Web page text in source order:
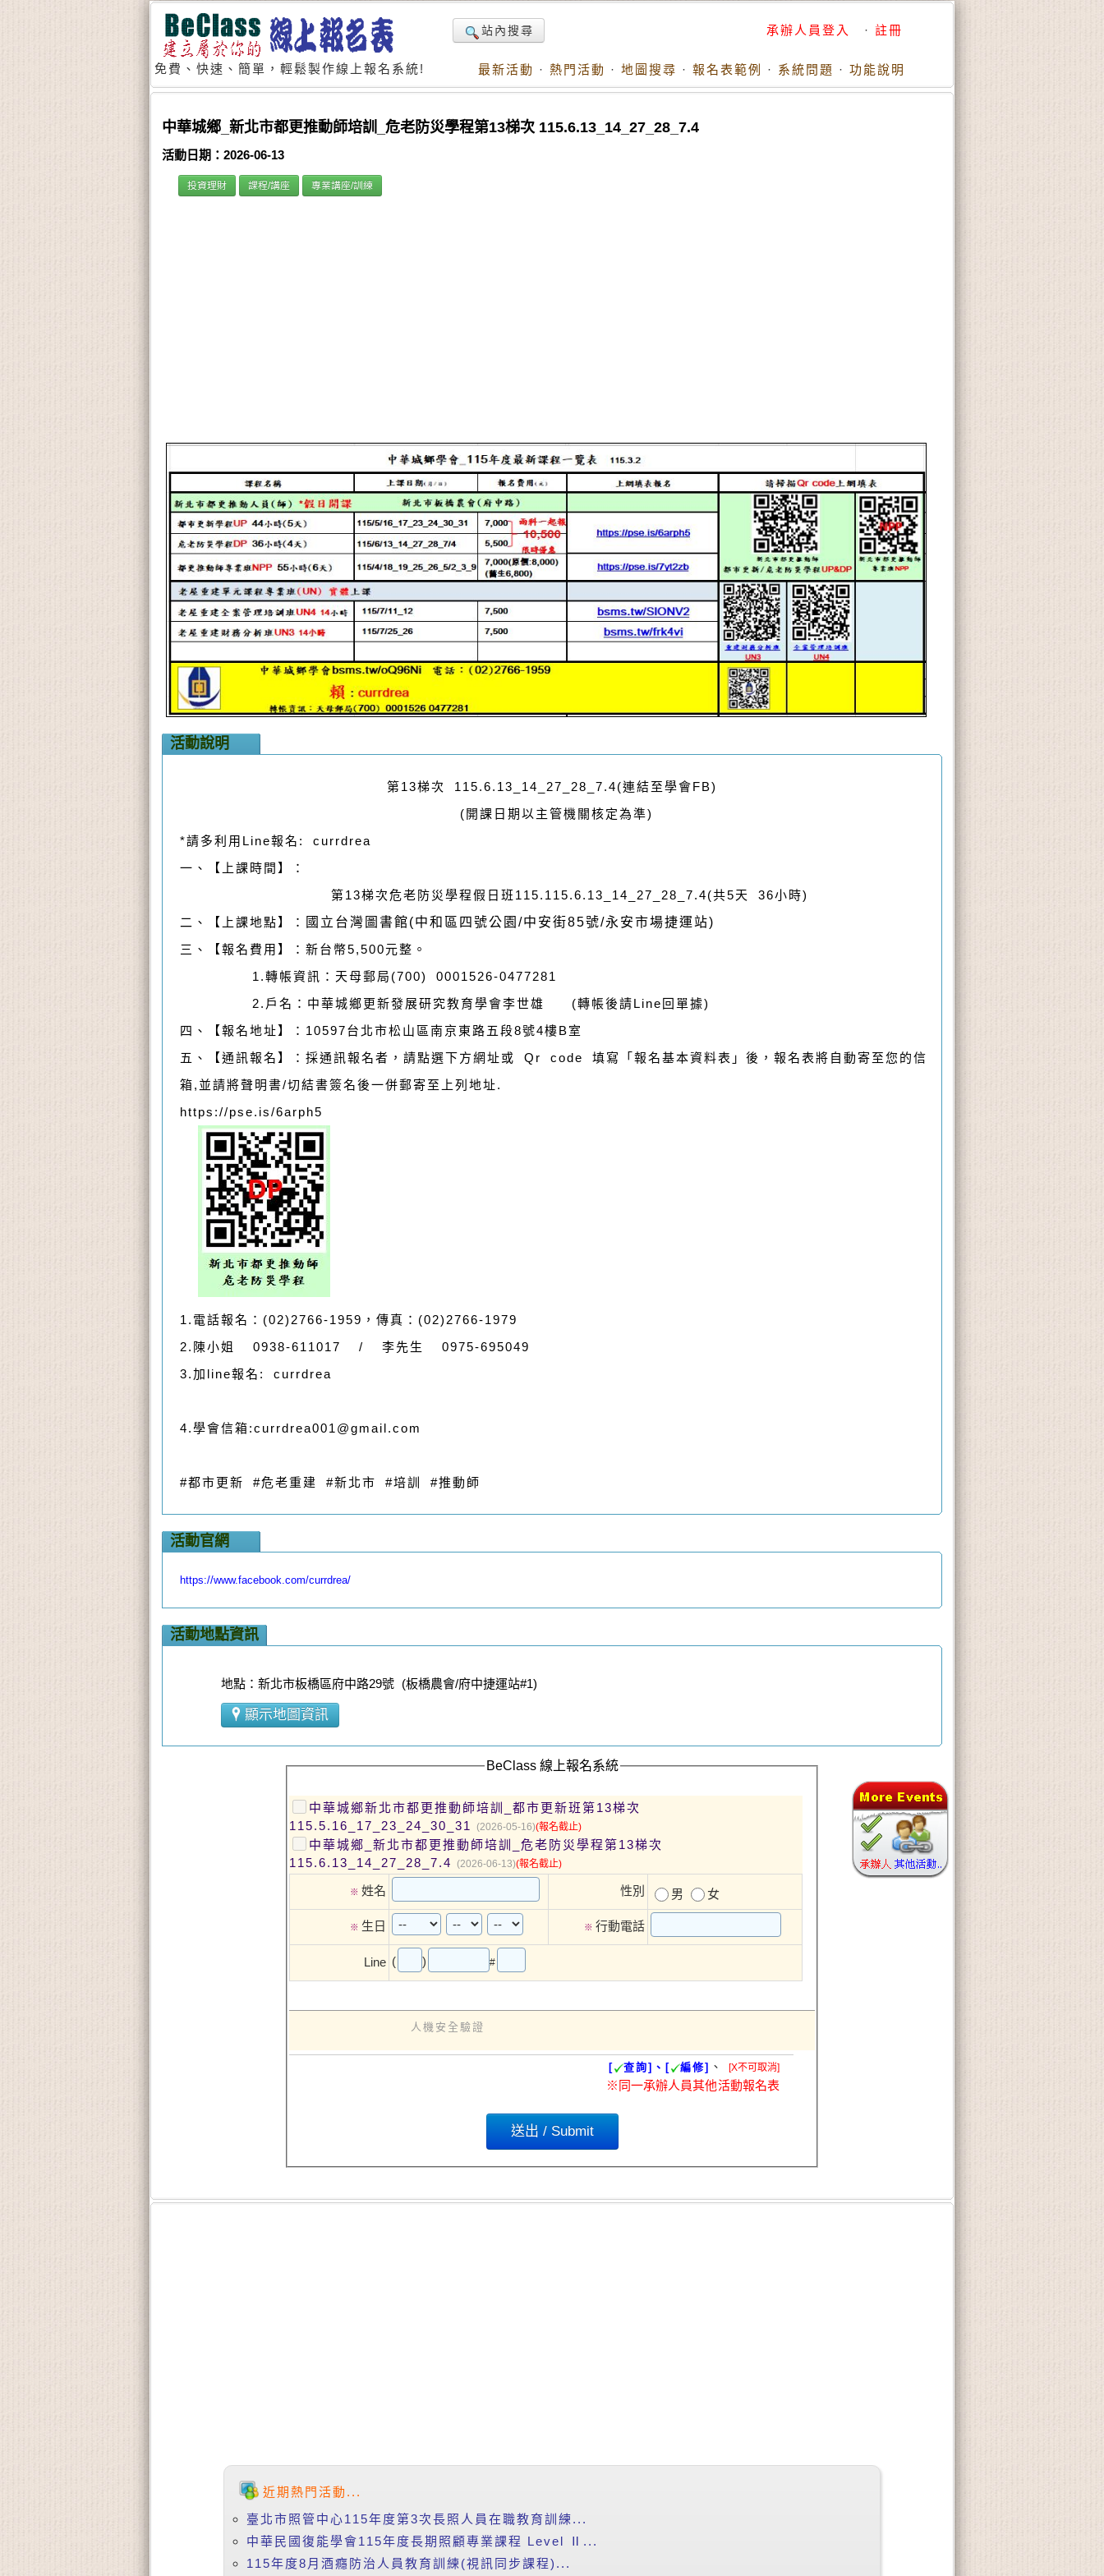
免費、快速、簡單，輕鬆製作線上報名系統!
站內搜尋 承辦人員登入 · 註冊
最新活動 · 熱門活動 · 地圖搜尋 · 報名表範例 · 系統問題 · 功能說明
中華城鄉_新北市都更推動師培訓_危老防災學程第13梯次 115.6.13_14_27_28_7.4
活動日期：2026-06-13
投資理財 課程/講座 專業講座/訓練
活動說明
第13梯次 115.6.13_14_27_28_7.4(連結至學會FB)
(開課日期以主管機關核定為準)
*請多利用Line報名: currdrea
一、【上課時間】：
第13梯次危老防災學程假日班 115. 115.6.13_14_27_28_7.4(共5天 36小時)
二、【上課地點】：
國立台灣圖書館(中和區四號公園 /中安街85號/永安市場捷運站)
三、【報名費用】：新台幣5,500元整。
1.轉帳資訊：天母郵局(700) 0001526-0477281
2.戶名：中華城鄉更新發展研究教育學會李世雄 (轉帳後請Line回單據)
四、【報名地址】：10597台北市松山區南京東路五段8號4樓B室
五、【通訊報名】：採通訊報名者，請點選下方網址或 Qr code 填寫「報名基本資料表」後，報名表將自動寄至您的信
箱,並請將聲明書/切結書簽名後一併郵寄至上列地址.
https://pse.is/6arph5
1.電話報名：(02)2766-1959，傳真：(02)2766-1979
2.陳小姐 0938-611017 / 李先生 0975-695049
3.加line報名: currdrea
4.學會信箱:currdrea001@gmail.com
#都市更新 #危老重建 #新北市 #培訓 #推動師
活動官網
https://www.facebook.com/currdrea/
活動地點資訊
地點：新北市板橋區府中路29號 (板橋農會/府中捷運站#1)
顯示地圖資訊
BeClass 線上報名系統
中華城鄉新北市都更推動師培訓_都市更新班第13梯次
115.5.16_17_23_24_30_31
(2026-05-16)(報名截止)
中華城鄉_新北市都更推動師培訓_危老防災學程第13梯次
115.6.13_14_27_28_7.4 (2026-06-13)(報名截止)
※ 姓名 性別 男 女
※ 生日 ※ 行動電話
Line ( ) #
人機安全驗證
[ 查詢]、[ 編修] 、 [X不可取消]
※同一承辦人員其他活動報名表
近期熱門活動...
臺北市照管中心115年度第3次長照人員在職教育訓練...
中華民國復能學會115年度長期照顧專業課程 Level Ⅱ...
115年度8月酒癮防治人員教育訓練(視訊同步課程)...